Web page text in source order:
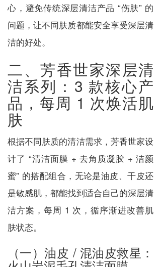
心，避免传统深层清洁产品 “伤肤” 的
问题，让不同肤质都能安全享受深层清
洁的好处。
二、芳香世家深层清
洁系列：3 款核心产
品，每周 1 次焕活肌
肤
根据不同肤质的清洁需求，芳香世家设
计了 “清洁面膜 + 去角质凝胶 + 洁颜
蜜” 的搭配组合，无论是油皮、干皮还
是敏感肌，都能找到适合自己的深层清
洁方案，每周 1 次，循序渐进改善肌
肤状态。
（一）油皮 / 混油皮救星：